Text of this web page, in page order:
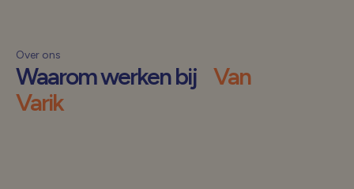
Over ons
Waarom werken bij Van
Varik